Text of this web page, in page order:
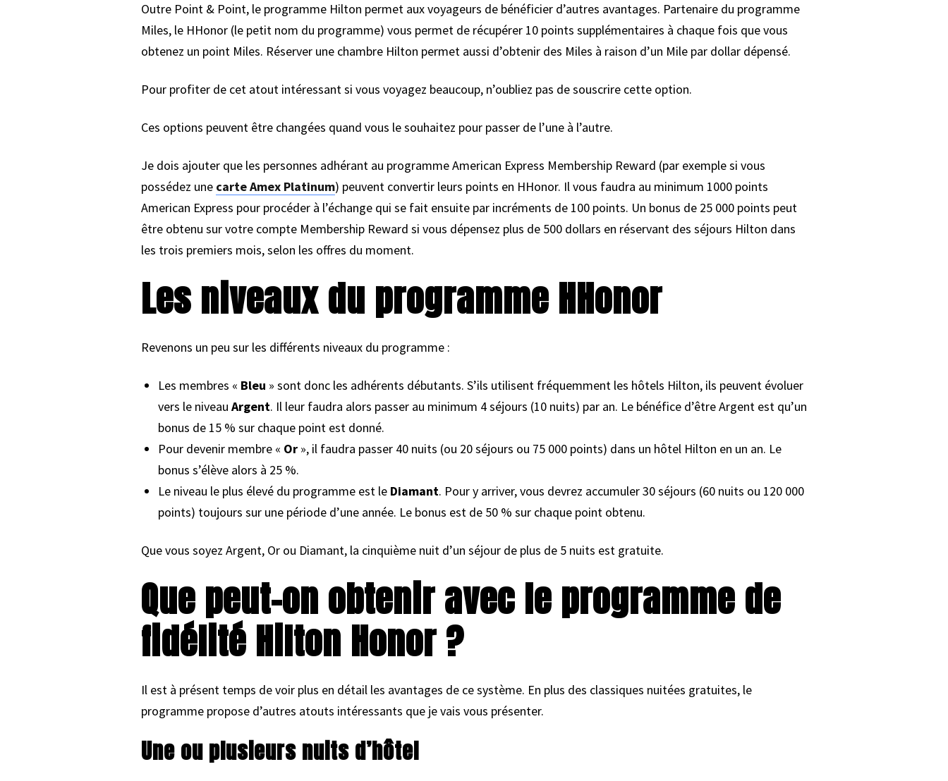
Outre Point & Point, le programme Hilton permet aux voyageurs de bénéficier d’autres avantages. Partenaire du programme
Miles, le HHonor (le petit nom du programme) vous permet de récupérer 10 points supplémentaires à chaque fois que vous
obtenez un point Miles. Réserver une chambre Hilton permet aussi d’obtenir des Miles à raison d’un Mile par dollar dépensé.
Pour profiter de cet atout intéressant si vous voyagez beaucoup, n’oubliez pas de souscrire cette option.
Ces options peuvent être changées quand vous le souhaitez pour passer de l’une à l’autre.
Je dois ajouter que les personnes adhérant au programme American Express Membership Reward (par exemple si vous
possédez une carte Amex Platinum) peuvent convertir leurs points en HHonor. Il vous faudra au minimum 1000 points
American Express pour procéder à l’échange qui se fait ensuite par incréments de 100 points. Un bonus de 25 000 points peut
être obtenu sur votre compte Membership Reward si vous dépensez plus de 500 dollars en réservant des séjours Hilton dans
les trois premiers mois, selon les offres du moment.
Les niveaux du programme HHonor
Revenons un peu sur les différents niveaux du programme :
Les membres « Bleu » sont donc les adhérents débutants. S’ils utilisent fréquemment les hôtels Hilton, ils peuvent évoluer
vers le niveau Argent. Il leur faudra alors passer au minimum 4 séjours (10 nuits) par an. Le bénéfice d’être Argent est qu’un
bonus de 15 % sur chaque point est donné.
Pour devenir membre « Or», il faudra passer 40 nuits (ou 20 séjours ou 75 000 points) dans un hôtel Hilton en un an. Le
bonus s’élève alors à 25 %.
Le niveau le plus élevé du programme est le Diamant. Pour y arriver, vous devrez accumuler 30 séjours (60 nuits ou 120 000
points) toujours sur une période d’une année. Le bonus est de 50 % sur chaque point obtenu.
Que vous soyez Argent, Or ou Diamant, la cinquième nuit d’un séjour de plus de 5 nuits est gratuite.
Que peut-on obtenir avec le programme de
fidélité Hilton Honor ?
Il est à présent temps de voir plus en détail les avantages de ce système. En plus des classiques nuitées gratuites, le
programme propose d’autres atouts intéressants que je vais vous présenter.
Une ou plusieurs nuits d’hôtel